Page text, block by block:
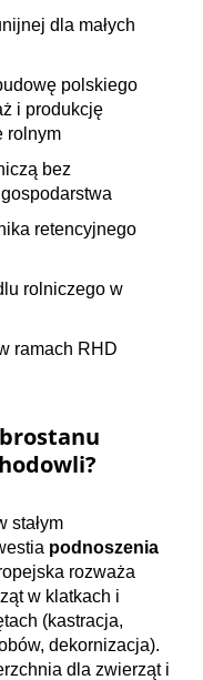
dla małych
polskiego
i produkcję
rolnym
bez
retencyjnego
rolniczego w
ramach RHD
stałym
podnoszenia
rozważa
w klatkach i
(kastracja,
dekornizacja).
dla zwierząt i